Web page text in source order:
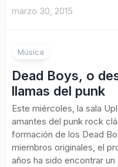
marzo 30, 2015
Música
Dead Boys, o
llamas del punk
Este miércoles, la sala
amantes del punk rock
formación de los Dead
miembros originales, el
años ha sido encontrar